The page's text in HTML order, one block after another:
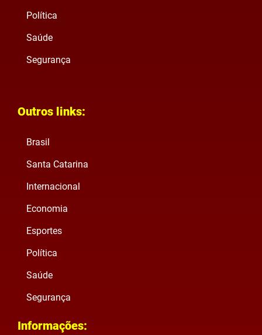
Política
Saúde
Segurança
Outros links:
Brasil
Santa Catarina
Internacional
Economia
Esportes
Política
Saúde
Segurança
Informações: